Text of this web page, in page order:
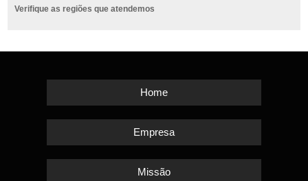
Verifique as regiões que atendemos
Home
Empresa
Missão